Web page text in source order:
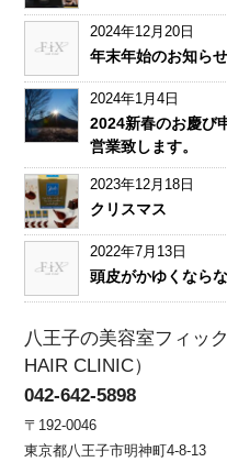
2024年12月20日
年末年始のお知らせ
2024年1月4日
2024新春のお慶び
営業致します。
2023年12月18日
クリスマス
2022年7月13日
頭皮がかゆくなら
八王子の美容室フィッ
HAIR CLINIC）
042-642-5898
〒192-0046
東京都八王子市明神町4-8-13